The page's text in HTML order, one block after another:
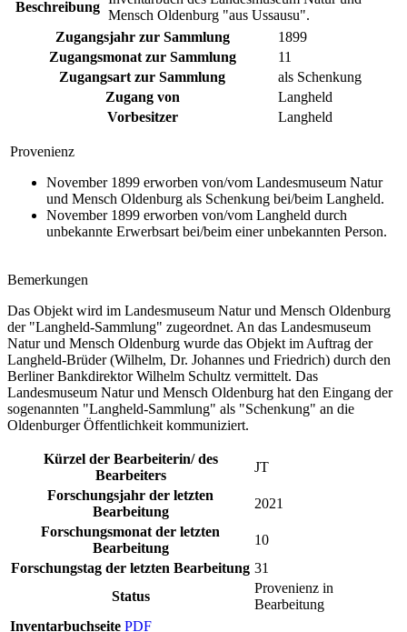
Beschreibung
Mensch Oldenburg "aus Ussausu".
Zugangsjahr zur Sammlung
1899
Zugangsmonat zur Sammlung
11
Zugangsart zur Sammlung
als Schenkung
Zugang von
Langheld
Vorbesitzer
Langheld
Provenienz
November 1899 erworben von/vom Landesmuseum Natur
und Mensch Oldenburg als Schenkung bei/beim Langheld.
November 1899 erworben von/vom Langheld durch
unbekannte Erwerbsart bei/beim einer unbekannten Person.
Bemerkungen
Das Objekt wird im Landesmuseum Natur und Mensch Oldenburg
der "Langheld-Sammlung" zugeordnet. An das Landesmuseum
Natur und Mensch Oldenburg wurde das Objekt im Auftrag der
Langheld-Brüder (Wilhelm, Dr. Johannes und Friedrich) durch den
Berliner Bankdirektor Wilhelm Schultz vermittelt. Das
Landesmuseum Natur und Mensch Oldenburg hat den Eingang der
sogenannten "Langheld-Sammlung" als "Schenkung" an die
Oldenburger Öffentlichkeit kommuniziert.
Kürzel der Bearbeiterin/ des
Bearbeiters
JT
Forschungsjahr der letzten
Bearbeitung
2021
Forschungsmonat der letzten
Bearbeitung
10
Forschungstag der letzten Bearbeitung 31
Status
Provenienz in
Bearbeitung
Inventarbuchseite PDF